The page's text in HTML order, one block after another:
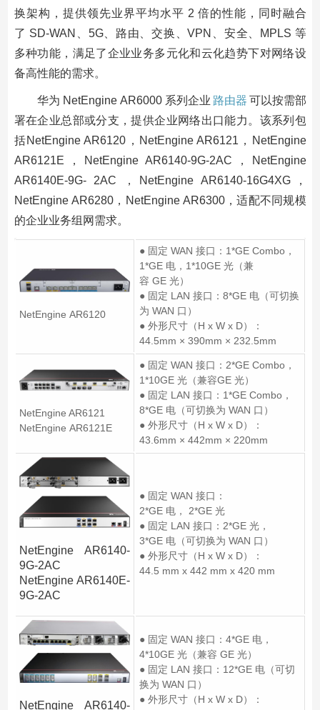
换架构，提供领先业界平均水平 2 倍的性能，同时融合
了 SD-WAN、5G、路由、交换、VPN、安全、MPLS 等
多种功能，满足了企业业务多元化和云化趋势下对网络设
备高性能的需求。
华为 NetEngine AR6000 系列企业 路由器 可以按需部
署在企业总部或分支，提供企业网络出口能力。该系列包
括NetEngine AR6120，NetEngine AR6121，NetEngine
AR6121E，NetEngine AR6140-9G-2AC，NetEngine
AR6140E-9G- 2AC ，NetEngine AR6140-16G4XG，
NetEngine AR6280，NetEngine AR6300，适配不同规模
的企业业务组网需求。
NetEngine AR6120
● 固定 WAN 接口：1*GE Combo，
1*GE 电，1*10GE 光（兼
容 GE 光）
● 固定 LAN 接口：8*GE 电（可切换
为 WAN 口）
● 外形尺寸（H x W x D）：
44.5mm × 390mm × 232.5mm
NetEngine AR6121
NetEngine AR6121E
● 固定 WAN 接口：2*GE Combo，
1*10GE 光（兼容GE 光）
● 固定 LAN 接口：1*GE Combo，
8*GE 电（可切换为 WAN 口）
● 外形尺寸（H x W x D）：
43.6mm × 442mm × 220mm
NetEngine AR6140-
9G-2AC
NetEngine AR6140E-
9G-2AC
● 固定 WAN 接口：
2*GE 电， 2*GE 光
● 固定 LAN 接口：2*GE 光，
3*GE 电（可切换为 WAN 口）
● 外形尺寸（H x W x D）：
44.5 mm x 442 mm x 420 mm
NetEngine AR6140-
● 固定 WAN 接口：4*GE 电，
4*10GE 光（兼容 GE 光）
● 固定 LAN 接口：12*GE 电（可切
换为 WAN 口）
● 外形尺寸（H x W x D）：